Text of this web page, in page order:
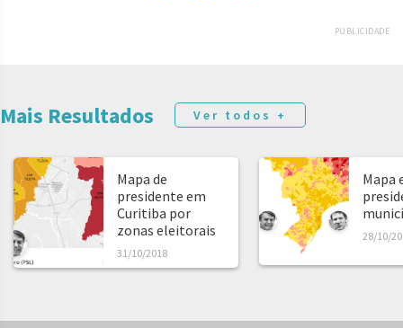
PUBLICIDADE
Mais Resultados Ver todos +
Mapa de
presidente em
Curitiba por
zonas eleitorais
31/10/2018
Mapa
28/10/